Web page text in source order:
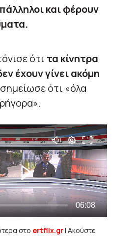
και φέρουν
ότι τα κίνητρα
έχουν γίνει ακόμη
ότι «όλα
στο ertflix.gr| Ακούστε